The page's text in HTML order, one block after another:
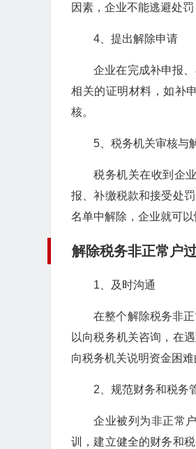
因素，企业不能逃避处
4、提出解除申请
企业在完成补申报
相关的证明材料，如补
核。
5、税务机关审核与
税务机关在收到企
报、补缴税款和接受处
名单中解除，企业就可
解除税务非正常户
1、及时沟通
在整个解除税务非
以向税务机关咨询，在
向税务机关说明资金困
2、规范财务和税务
企业被列为非正常
训，建立健全的财务和